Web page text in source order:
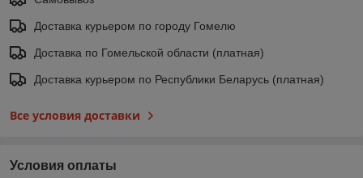
Доставка курьером по городу Гомелю
Доставка по Гомельской области (платная)
Доставка курьером по Республики Беларусь (платная)
Все условия доставки
Условия оплаты